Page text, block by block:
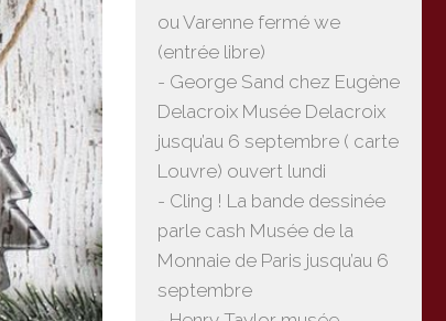
ou Varenne fermé we
(entrée libre)
- George Sand chez Eugène
Delacroix Musée Delacroix
jusqu’au 6 septembre ( carte
Louvre) ouvert lundi
- Cling ! La bande dessinée
parle cash Musée de la
Monnaie de Paris jusqu’au 6
septembre